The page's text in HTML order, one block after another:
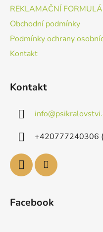
REKLAMAČNÍ
Obchodní podmínky
Podmínky ochrany
Kontakt
Kontakt
info@
+420777240306
Facebook